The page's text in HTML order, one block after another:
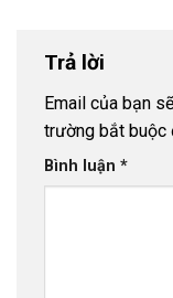
Trả lời
Email của bạn
trường bắt buộc
Bình luận *